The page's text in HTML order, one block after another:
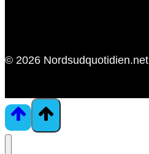
© 2026 Nordsudquotidien.net